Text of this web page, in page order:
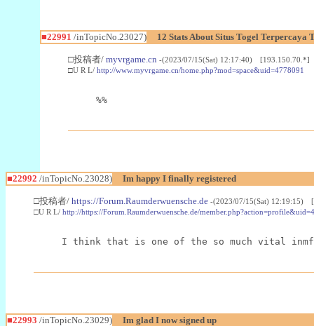
■22991 /inTopicNo.23027) 12 Stats About Situs Togel Terpercaya
□投稿者/ myvrgame.cn -(2023/07/15(Sat) 12:17:40) [193.150.70.*]
□U R L/ http://www.myvrgame.cn/home.php?mod=space&uid=4778091
%%
■22992 /inTopicNo.23028) Im happy I finally registered
□投稿者/ https://Forum.Raumderwuensche.de -(2023/07/15(Sat) 12:19:15)
□U R L/ http://https://Forum.Raumderwuensche.de/
I think that is one of the so much vital
■22993 /inTopicNo.23029) Im glad I now signed up